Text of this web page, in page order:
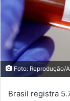
Foto: Reprodução/
Brasil registra